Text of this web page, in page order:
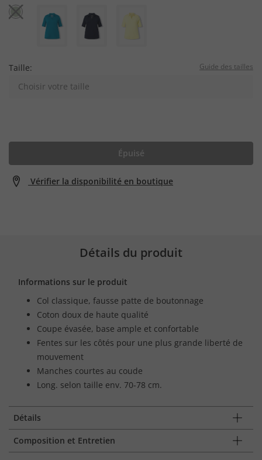
Taille: Guide des tailles
Choisir votre taille
Épuisé
Vérifier la disponibilité en boutique
Détails du produit
Informations sur le produit
Col classique, fausse patte de boutonnage
Coton doux de haute qualité
Coupe évasée, base ample et confortable
Fentes sur les côtés pour une plus grande liberté de
mouvement
Manches courtes au coude
Long. selon taille env. 70-78 cm.
Détails
Composition et Entretien